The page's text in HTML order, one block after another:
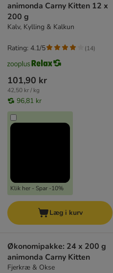
animonda Carny Kitten 12 x
200 g
Kalv, Kylling & Kalkun
101,90 kr
42,50 kr / kg
96,81 kr
Klik her - Spar -10%
Rating: 4.1/5 (14)
Læg i kurv
Økonomipakke: 24 x 200 g
animonda Carny Kitten
Fjerkræ & Okse